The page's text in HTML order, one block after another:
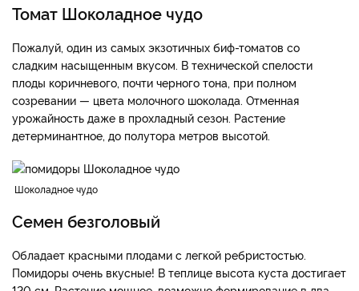
Томат Шоколадное чудо
Пожалуй, один из самых экзотичных биф-томатов со
сладким насыщенным вкусом. В технической спелости
плоды коричневого, почти черного тона, при полном
созревании — цвета молочного шоколада. Отменная
урожайность даже в прохладный сезон. Растение
детерминантное, до полутора метров высотой.
Шоколадное чудо
Семен безголовый
Обладает красными плодами с легкой ребристостью.
Помидоры очень вкусные! В теплице высота куста достигает